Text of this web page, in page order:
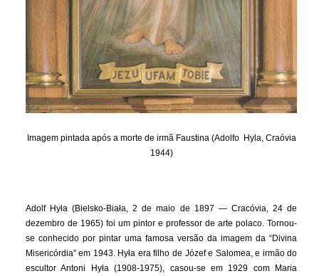
Imagem pintada após a morte de irmã Faustina (Adolfo Hyla, Craóvia
1944)
Adolf Hyła (Bielsko-Biała, 2 de maio de 1897 — Cracóvia, 24 de
dezembro de 1965) foi um pintor e professor de arte polaco. Tornou-
se conhecido por pintar uma famosa versão da imagem da “Divina
Misericórdia” em 1943. Hyła era filho de Józef e Salomea, e irmão do
escultor Antoni Hyła (1908-1975), casou-se em 1929 com Maria